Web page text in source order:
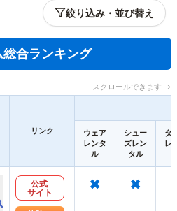
絞り込み・並び替え
合ランキング
スクロールできます →
リンク
ウェア
レンタ
ル
シュー
ズレン
タル
タ
レ
公式
サイト
× ×